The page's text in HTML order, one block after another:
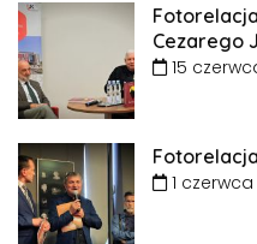
Cezarego
15
1